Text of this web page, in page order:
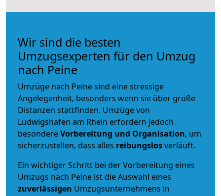
Wir sind die besten
Umzugsexperten für den Umzug
nach Peine
Umzüge nach Peine sind eine stressige
Angelegenheit, besonders wenn sie über große
Distanzen stattfinden. Umzüge von
Ludwigshafen am Rhein erfordern jedoch
besondereVorbereitung und Organisation, um
sicherzustellen, dass alles reibungslosverläuft.
Ein wichtiger Schritt bei der Vorbereitung eines
Umzugs nach Peine ist die Auswahl eines
zuverlässigen Umzugsunternehmens in